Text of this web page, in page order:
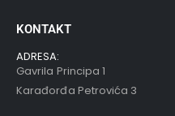
KONTAKT
ADRESA:
Gavrila Principa 1
Karađorđa Petrovića 3